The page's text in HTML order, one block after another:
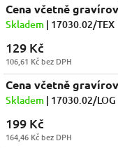
Cena včetně
Skladem | 17030.02/TEX
129 Kč
106,61 Kč bez DPH
Cena včetně
Skladem | 17030.02/LOG
199 Kč
164,46 Kč bez DPH